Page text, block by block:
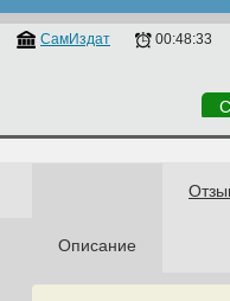
СамИздат
00:48:33
Описание